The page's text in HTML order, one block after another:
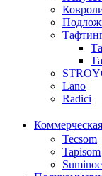
Lano
Radici
Tecsom
Tapisom
Suminoe